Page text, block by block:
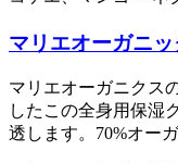
マリエオーガニ
マリエオーガニクス
したこの全身用保湿
透します。70%オー